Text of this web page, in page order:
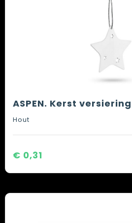
ASPEN. Kerst versiering
Hout
€ 0,31